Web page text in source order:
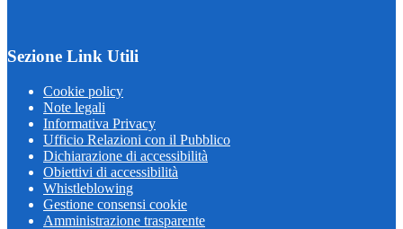
Sezione Link Utili
Cookie policy
Note legali
Informativa Privacy
Ufficio Relazioni con il Pubblico
Dichiarazione di accessibilità
Obiettivi di accessibilità
Whistleblowing
Gestione consensi cookie
Amministrazione trasparente